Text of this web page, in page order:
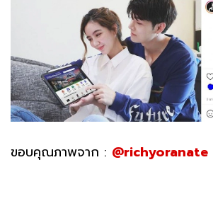
ขอบคุณภาพจาก : @richyoranate